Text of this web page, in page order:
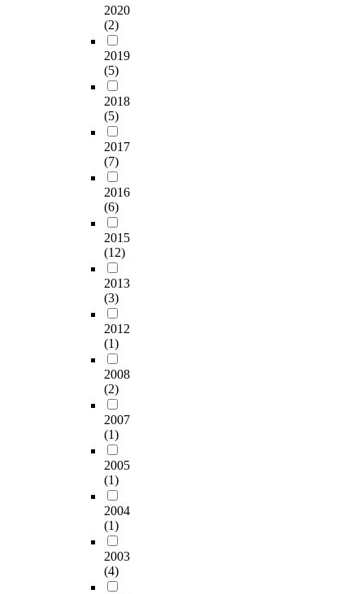
2020
(2)
2019
(5)
2018
(5)
2017
(7)
2016
(6)
2015
(12)
2013
(3)
2012
(1)
2008
(2)
2007
(1)
2005
(1)
2004
(1)
2003
(4)